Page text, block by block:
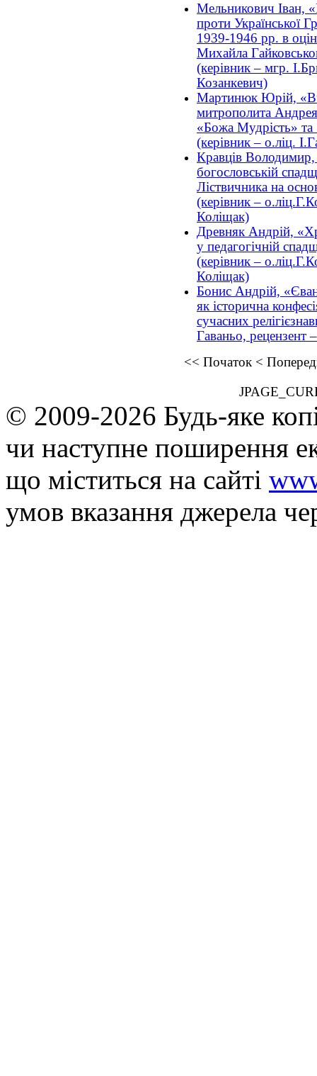
Мельникович Іван,
проти Української
1939-1946 рр. в
Михайла
(керівник – мгр.
Козанкевич)
Мартинюк Юрій,
митрополита
«Божа Мудрість» та
(керівник – о.ліц.
Кравців
богословській
Ліствичника на
(керівник –
Коліщак)
Древняк Андрій,
у педагогічній
(керівник –
Коліщак)
Бонис Андрій,
як історична
сучасних
Гаваньо, рецензент
<< Початок <
© 2009-2026 Будь-яке
чи наступне поширення
що мiститься на сайті
умов вказання джерела